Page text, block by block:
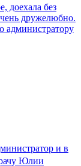
доехала без
дружелюбно.
администратору
и в
Юлии